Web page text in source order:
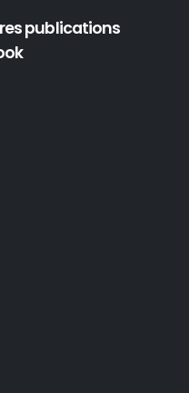
publications